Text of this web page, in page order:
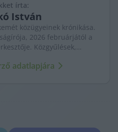
írta:
István
közügyeinek krónikása.
2026 februárjától a
Közgyűlések,
egyszerre jelennek
adatlapjára